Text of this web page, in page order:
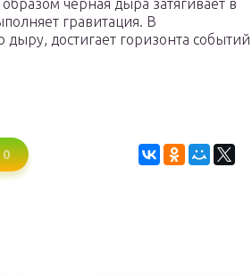
чёрная дыра затягивает в
гравитация. В
достигает горизонта событий
0